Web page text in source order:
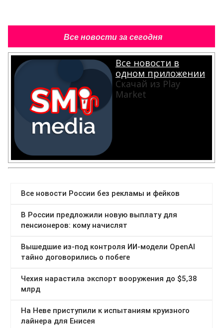
Все новости за сегодня
Все новости в
одном приложении
Скачай из Play
Market